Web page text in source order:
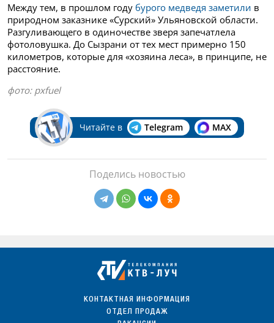
Между тем, в прошлом году бурого медведя заметили в
природном заказнике «Сурский» Ульяновской области.
Разгуливающего в одиночестве зверя запечатлела
фотоловушка. До Сызрани от тех мест примерно 150
километров, которые для «хозяина леса», в принципе, не
расстояние.
фото: pxfuel
Читайте в Telegram MAX
Поделись новостью
КОНТАКТНАЯ ИНФОРМАЦИЯ
ОТДЕЛ ПРОДАЖ